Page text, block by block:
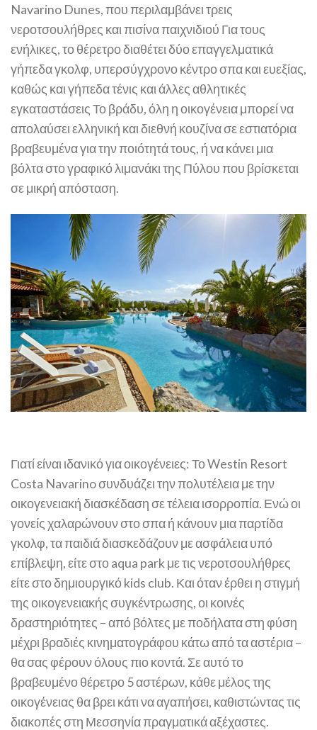
Navarino Dunes, που περιλαμβάνει τρεις
νεροτσουλήθρες και πισίνα παιχνιδιού​ Για τους
ενήλικες, το θέρετρο διαθέτει δύο επαγγελματικά
γήπεδα γκολφ, υπερσύγχρονο κέντρο σπα και ευεξίας,
καθώς και γήπεδα τένις και άλλες αθλητικές
εγκαταστάσεις Το βράδυ, όλη η οικογένεια μπορεί να
απολαύσει ελληνική και διεθνή κουζίνα σε εστιατόρια
βραβευμένα για την ποιότητά τους, ή να κάνει μια
βόλτα στο γραφικό λιμανάκι της Πύλου που βρίσκεται
σε μικρή απόσταση.
Γιατί είναι ιδανικό για οικογένειες: Το Westin Resort
Costa Navarino συνδυάζει την πολυτέλεια με την
οικογενειακή διασκέδαση σε τέλεια ισορροπία. Ενώ οι
γονείς χαλαρώνουν στο σπα ή κάνουν μια παρτίδα
γκολφ, τα παιδιά διασκεδάζουν με ασφάλεια υπό
επίβλεψη, είτε στο aqua park με τις νεροτσουλήθρες
είτε στο δημιουργικό kids club. Και όταν έρθει η στιγμή
της οικογενειακής συγκέντρωσης, οι κοινές
δραστηριότητες – από βόλτες με ποδήλατα στη φύση
μέχρι βραδιές κινηματογράφου κάτω από τα αστέρια –
θα σας φέρουν όλους πιο κοντά. Σε αυτό το
βραβευμένο θέρετρο 5 αστέρων, κάθε μέλος της
οικογένειας θα βρει κάτι να αγαπήσει, καθιστώντας τις
διακοπές στη Μεσσηνία πραγματικά αξέχαστες.